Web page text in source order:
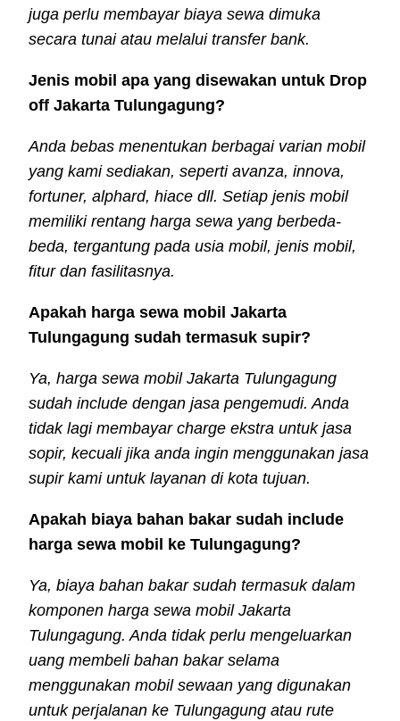
juga perlu membayar biaya sewa dimuka
secara tunai atau melalui transfer bank.
Jenis mobil apa yang disewakan untuk Drop
off Jakarta Tulungagung?
Anda bebas menentukan berbagai varian mobil
yang kami sediakan, seperti avanza, innova,
fortuner, alphard, hiace dll. Setiap jenis mobil
memiliki rentang harga sewa yang berbeda-
beda, tergantung pada usia mobil, jenis mobil,
fitur dan fasilitasnya.
Apakah harga sewa mobil Jakarta
Tulungagung sudah termasuk supir?
Ya, harga sewa mobil Jakarta Tulungagung
sudah include dengan jasa pengemudi. Anda
tidak lagi membayar charge ekstra untuk jasa
sopir, kecuali jika anda ingin menggunakan jasa
supir kami untuk layanan di kota tujuan.
Apakah biaya bahan bakar sudah include
harga sewa mobil ke Tulungagung?
Ya, biaya bahan bakar sudah termasuk dalam
komponen harga sewa mobil Jakarta
Tulungagung. Anda tidak perlu mengeluarkan
uang membeli bahan bakar selama
menggunakan mobil sewaan yang digunakan
untuk perjalanan ke Tulungagung atau rute